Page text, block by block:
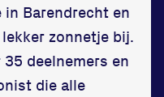
Barendrecht en
zonnetje bij.
deelnemers en
die alle